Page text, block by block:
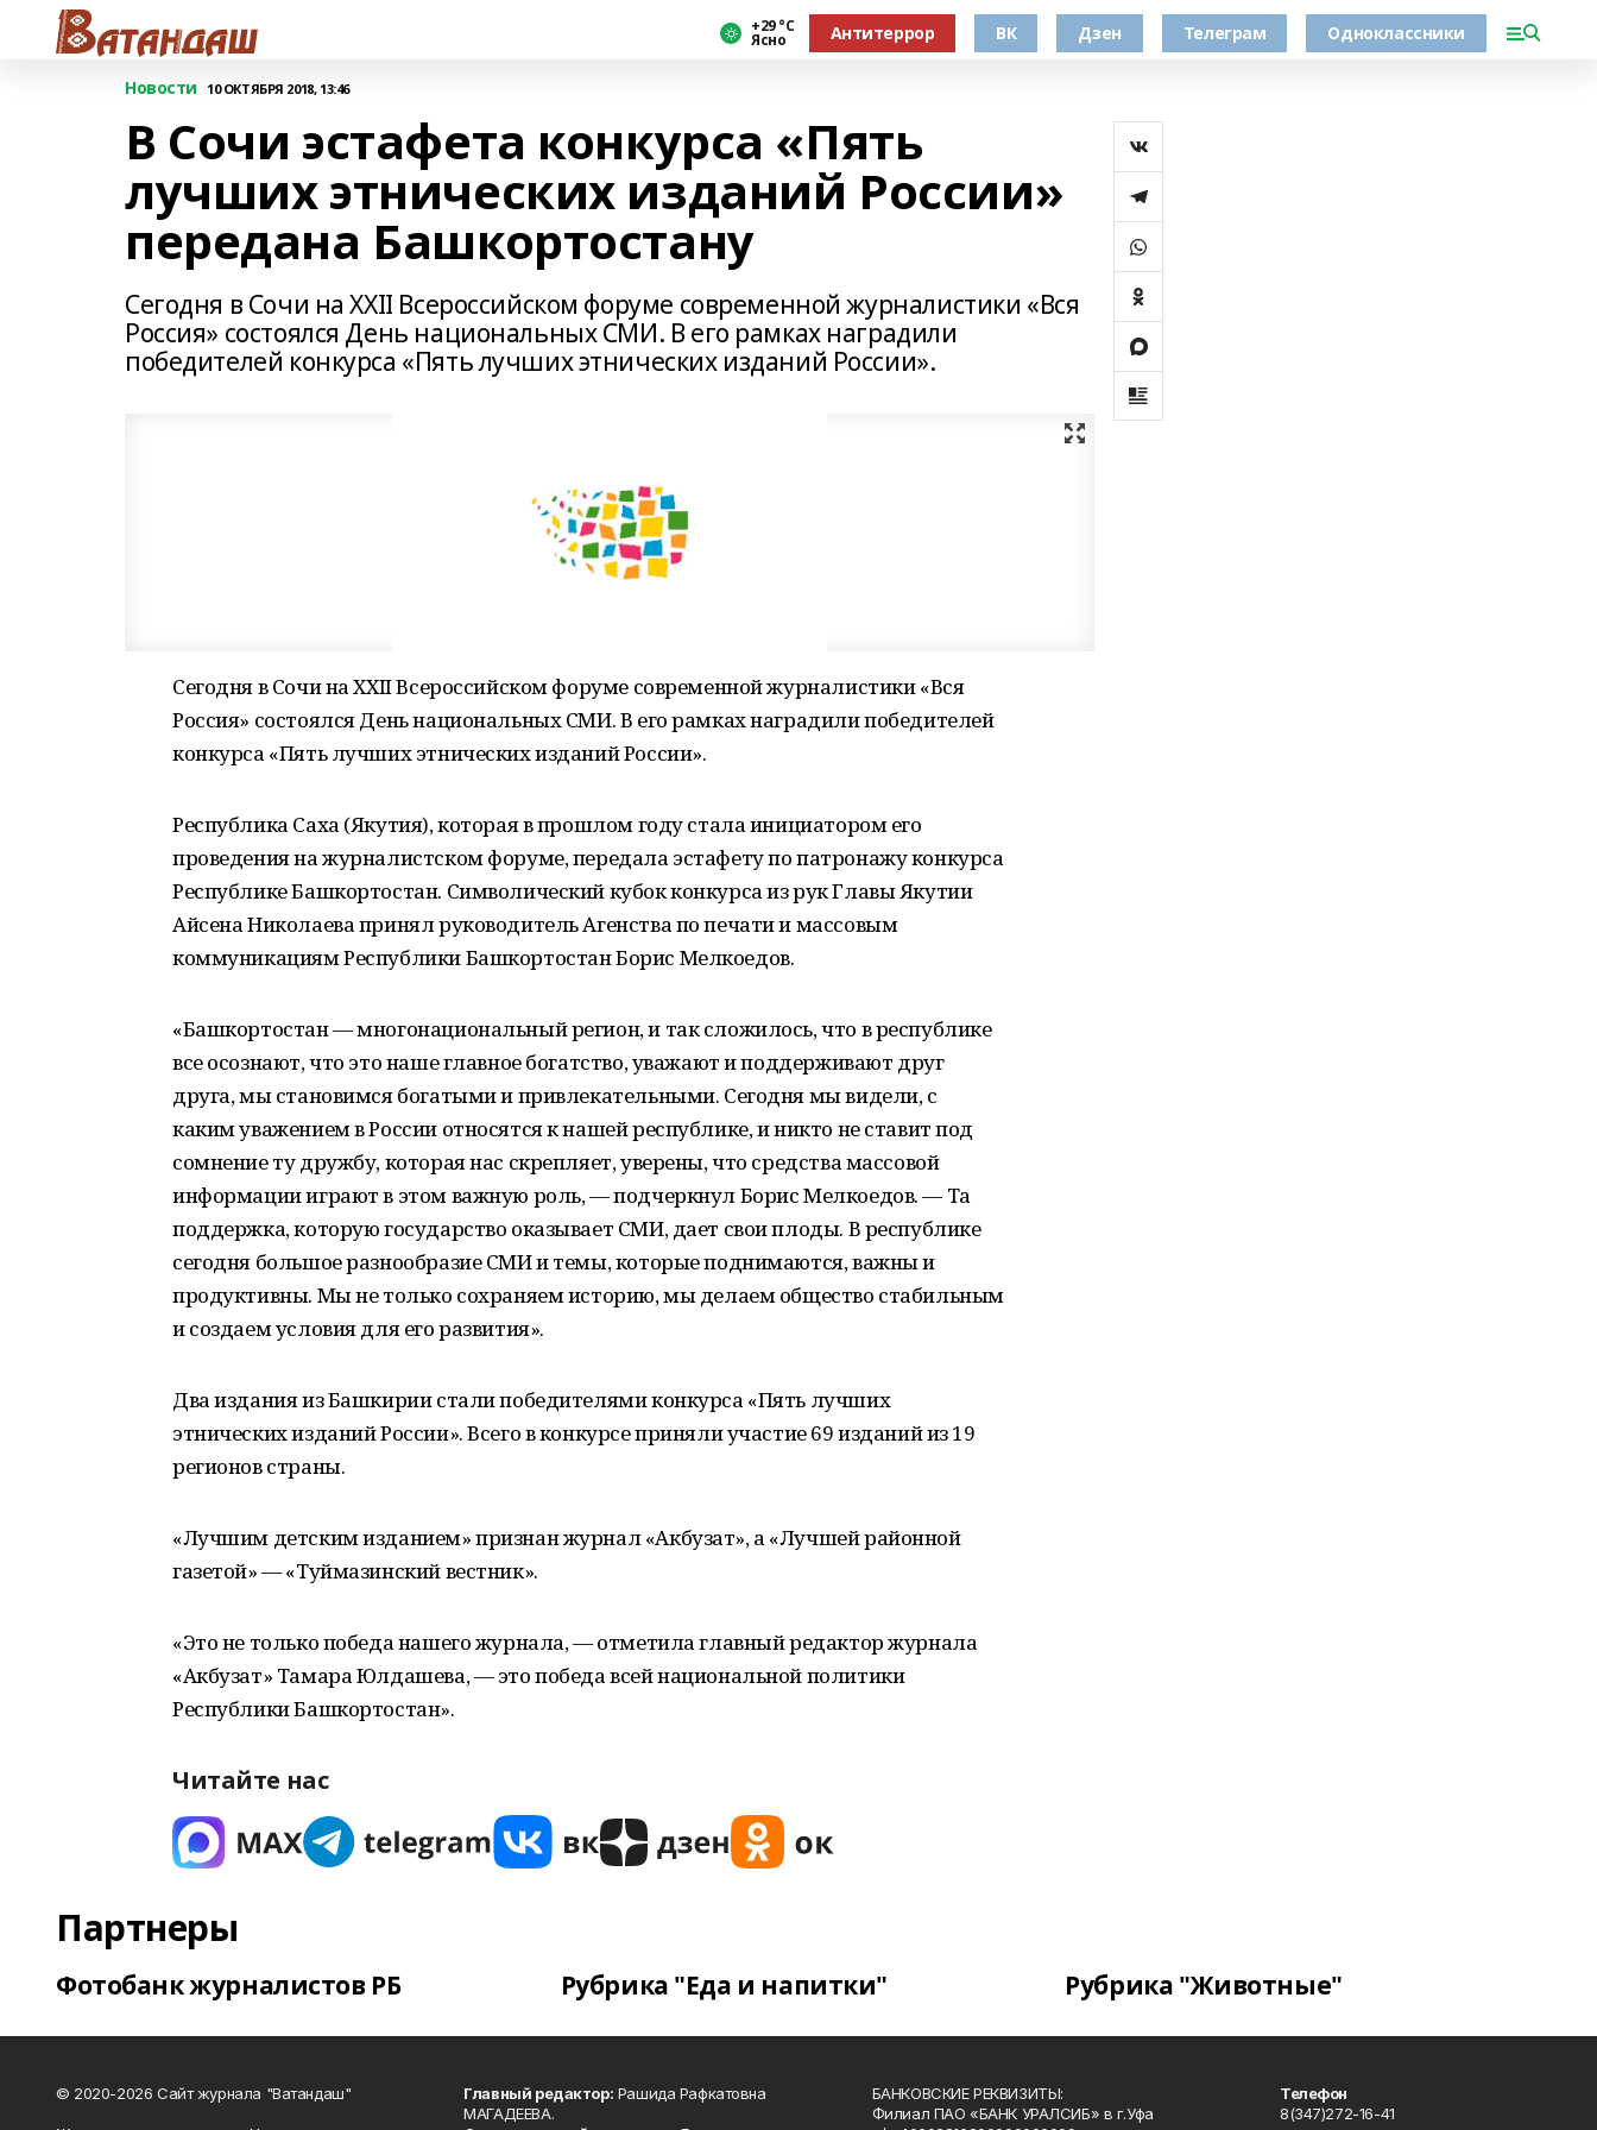
+29 °С
Ясно Антитеррор ВК Дзен Телеграм Одноклассники
Новости 10 ОКТЯБРЯ 2018, 13:46
В Сочи эстафета конкурса «Пять
лучших этнических изданий России»
передана Башкортостану
Сегодня в Сочи на XXII Всероссийском форуме современной журналистики «Вся
Россия» состоялся День национальных СМИ. В его рамках наградили
победителей конкурса «Пять лучших этнических изданий России».
Сегодня в Сочи на XXII Всероссийском форуме современной журналистики «Вся
Россия» состоялся День национальных СМИ. В его рамках наградили победителей
конкурса «Пять лучших этнических изданий России».
Республика Саха (Якутия), которая в прошлом году стала инициатором его
проведения на журналистском форуме, передала эстафету по патронажу конкурса
Республике Башкортостан. Символический кубок конкурса из рук Главы Якутии
Айсена Николаева принял руководитель Агенства по печати и массовым
коммуникациям Республики Башкортостан Борис Мелкоедов.
«Башкортостан — многонациональный регион, и так сложилось, что в республике
все осознают, что это наше главное богатство, уважают и поддерживают друг
друга, мы становимся богатыми и привлекательными. Сегодня мы видели, с
каким уважением в России относятся к нашей республике, и никто не ставит под
сомнение ту дружбу, которая нас скрепляет, уверены, что средства массовой
информации играют в этом важную роль, — подчеркнул Борис Мелкоедов. — Та
поддержка, которую государство оказывает СМИ, дает свои плоды. В республике
сегодня большое разнообразие СМИ и темы, которые поднимаются, важны и
продуктивны. Мы не только сохраняем историю, мы делаем общество стабильным
и создаем условия для его развития».
Два издания из Башкирии стали победителями конкурса «Пять лучших
этнических изданий России». Всего в конкурсе приняли участие 69 изданий из 19
регионов страны.
«Лучшим детским изданием» признан журнал «Акбузат», а «Лучшей районной
газетой» — «Туймазинский вестник».
«Это не только победа нашего журнала, — отметила главный редактор журнала
«Акбузат» Тамара Юлдашева, — это победа всей национальной политики
Республики Башкортостан».
Читайте нас
Партнеры
Фотобанк журналистов РБ Рубрика "Еда и напитки" Рубрика "Животные"
© 2020-2026 Сайт журнала "Ватандаш" Главный редактор: Рашида Рафкатовна
МАГАДЕЕВА.
БАНКОВСКИЕ РЕКВИЗИТЫ:
Филиал ПАО «БАНК УРАЛСИБ» в г.Уфа
Телефон
8(347)272-16-41